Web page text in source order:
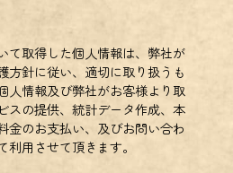
て取得した個人情報は、弊社が
方針に従い、適切に取り扱うも
人情報及び弊社がお客様より取
スの提供、統計データ作成、本
金のお支払い、及びお問い合わ
用させて頂きます。